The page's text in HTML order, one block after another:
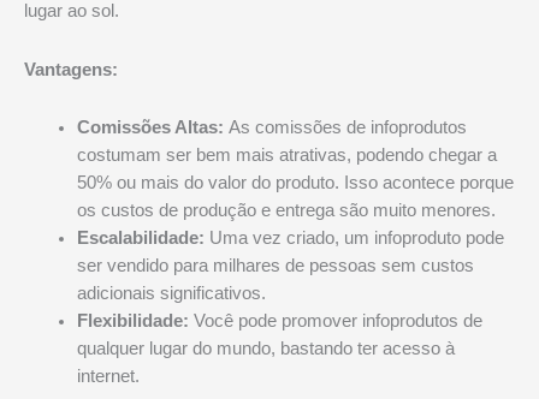
lugar ao sol.
Vantagens:
Comissões Altas: As comissões de infoprodutos
costumam ser bem mais atrativas, podendo chegar a
50% ou mais do valor do produto. Isso acontece porque
os custos de produção e entrega são muito menores.
Escalabilidade: Uma vez criado, um infoproduto pode
ser vendido para milhares de pessoas sem custos
adicionais significativos.
Flexibilidade: Você pode promover infoprodutos de
qualquer lugar do mundo, bastando ter acesso à
internet.